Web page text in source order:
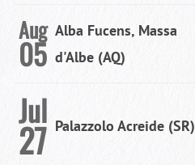
Aug
05
Alba Fucens, Massa
d'Albe (AQ)
Jul
27 Palazzolo Acreide (SR)